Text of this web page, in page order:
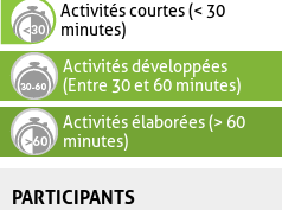
Activités courtes (< 30
minutes)
Activités développées
(Entre 30 et 60 minutes)
Activités élaborées (> 60
minutes)
PARTICIPANTS